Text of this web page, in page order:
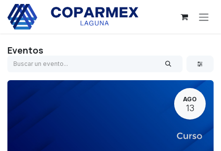
Ir al contenido
Eventos
AGO
13